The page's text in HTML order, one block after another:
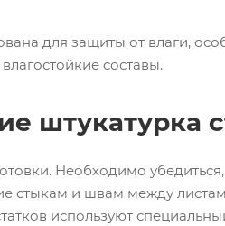
для защиты от влаги,
составы.
штукатурка
Необходимо
стыкам и швам между
используют